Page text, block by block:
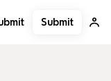
Submit